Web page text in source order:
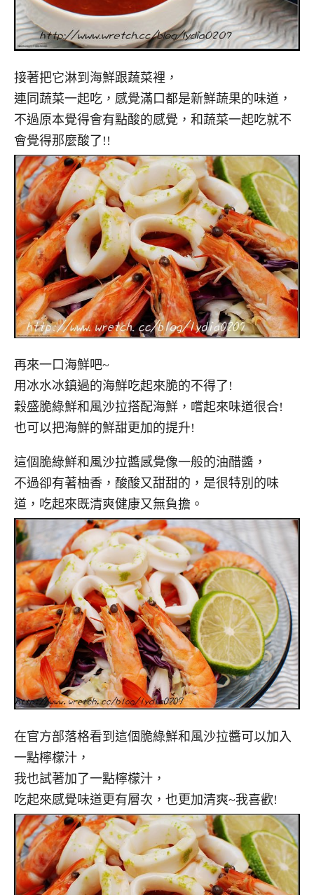
接著把它淋到海鮮跟蔬菜裡，
連同蔬菜一起吃，感覺滿口都是新鮮蔬果的味道，
不過原本覺得會有點酸的感覺，和蔬菜一起吃就不
會覺得那麼酸了!!
再來一口海鮮吧~
用冰水冰鎮過的海鮮吃起來脆的不得了!
穀盛脆綠鮮和風沙拉搭配海鮮，嚐起來味道很合!
也可以把海鮮的鮮甜更加的提升!
這個脆綠鮮和風沙拉醬感覺像一般的油醋醬，
不過卻有著柚香，酸酸又甜甜的，是很特別的味
道，吃起來既清爽健康又無負擔。
在官方部落格看到這個脆綠鮮和風沙拉醬可以加入
一點檸檬汁，
我也試著加了一點檸檬汁，
吃起來感覺味道更有層次，也更加清爽~我喜歡!